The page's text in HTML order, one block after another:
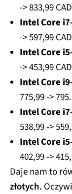
-> 833,99 CAD
Intel Core
-> 597,99CAD
Intel Core
-> 453,99CAD
Intel Core
775,99 ->
Intel Core
538,99 ->
Intel Core
402,99 ->
Daje nam to
złotych.